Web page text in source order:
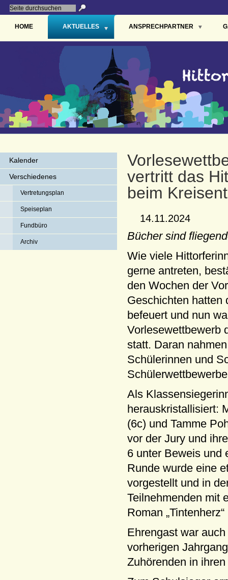
HOME AKTUELLES ANSPRECHPARTNER
Kalender
Verschiedenes
Vertretungsplan
Speiseplan
Fundbüro
Archiv
vertritt das
beim
14.11.2024
Bücher sind
Wie viele
gerne antreten,
den Wochen der
Geschichten hatten
befeuert und nun
Vorlesewettbewerb
statt. Daran
Schülerinnen und
Als
herauskristallisiert:
(6c) und Tamme
vor der Jury und
6 unter Beweis und
Runde wurde eine
vorgestellt und in
Teilnehmenden mit
Roman
Ehrengast war
vorherigen
Zuhörenden in